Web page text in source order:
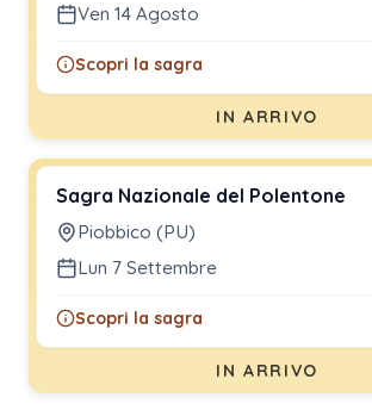
Ven 14 Agosto
Scopri la sagra
IN ARRIVO
Sagra Nazionale del Polentone
Piobbico (PU)
Lun 7 Settembre
Scopri la sagra
IN ARRIVO